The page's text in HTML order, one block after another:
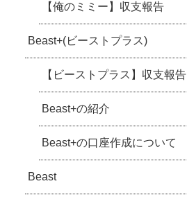
【俺のミミー】収支報告
Beast+(ビーストプラス)
【ビーストプラス】収支報告
Beast+の紹介
Beast+の口座作成について
Beast